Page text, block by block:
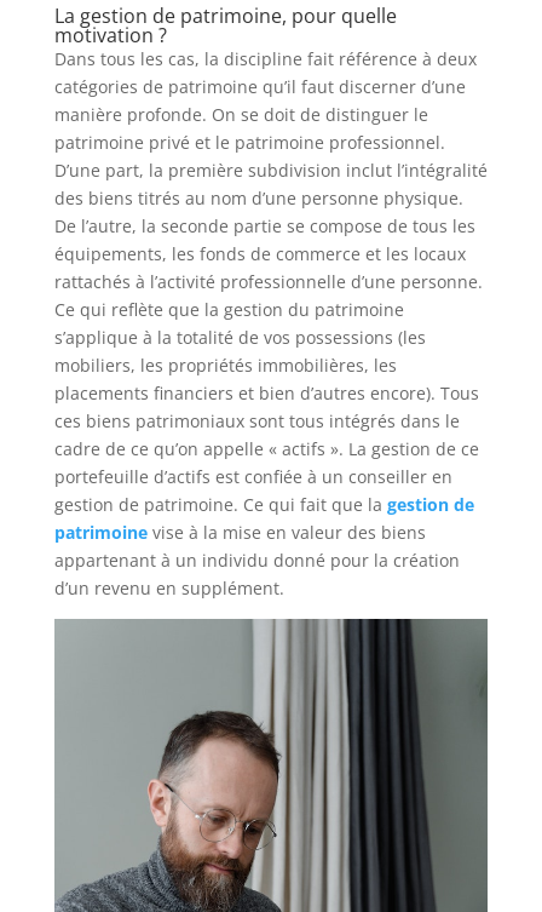
La gestion de patrimoine, pour quelle
motivation ?
Dans tous les cas, la discipline fait référence à deux
catégories de patrimoine qu’il faut discerner d’une
manière profonde. On se doit de distinguer le
patrimoine privé et le patrimoine professionnel.
D’une part, la première subdivision inclut l’intégralité
des biens titrés au nom d’une personne physique.
De l’autre, la seconde partie se compose de tous les
équipements, les fonds de commerce et les locaux
rattachés à l’activité professionnelle d’une personne.
Ce qui reflète que la gestion du patrimoine
s’applique à la totalité de vos possessions (les
mobiliers, les propriétés immobilières, les
placements financiers et bien d’autres encore). Tous
ces biens patrimoniaux sont tous intégrés dans le
cadre de ce qu’on appelle « actifs ». La gestion de ce
portefeuille d’actifs est confiée à un conseiller en
gestion de patrimoine. Ce qui fait que la gestion de
patrimoinevise à la mise en valeur des biens
appartenant à un individu donné pour la création
d’un revenu en supplément.